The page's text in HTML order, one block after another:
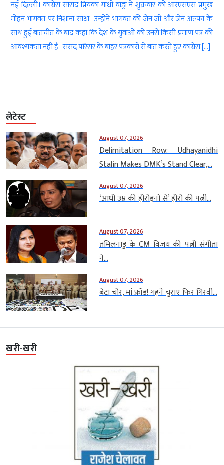
को आरएसएस प्रमुख
और जेन अल्फा के
प्रमाण पत्र की
हुए कांग्रेस […]
नई दिल्ली। सुप्रीम कोर्ट ने हिंदुजा ब्रदर्स को बरी करने वाले
2005 के फैसले के खिलाफ दायर अंतिम अपील को भी
इसके साथ ही भारत के सबसे चर्चित और लंबे समय तक चलने
मामलों में से एक बोफोर्स कांड का कानूनी अध्याय हमेशा के
लेटेस्ट
August 07, 2026
Delimitation Row: Udhayanidhi
Stalin Makes DMK’s Stand Clear,...
August 07, 2026
‘आधी उम्र की हीरोइनों से’ हीरो की पत्नी...
August 07, 2026
तमिलनाडु के CM विजय की पत्नी संगीता
ने...
August 07, 2026
बेटा चोर, मां फ्रॉड! गहने चुराए फिर गिरवी...
खरी-खरी